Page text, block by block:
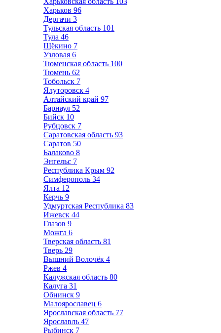
Харьков 96
Дергачи 3
Тульская область 101
Тула 46
Щёкино 7
Узловая 6
Тюменская область 100
Тюмень 62
Тобольск 7
Ялуторовск 4
Алтайский край 97
Барнаул 52
Бийск 10
Рубцовск 7
Саратовская область 93
Саратов 50
Балаково 8
Энгельс 7
Республика Крым 92
Симферополь 34
Ялта 12
Керчь 9
Удмуртская Республика 83
Ижевск 44
Глазов 9
Можга 6
Тверская область 81
Тверь 29
Вышний Волочёк 4
Ржев 4
Калужская область 80
Калуга 31
Обнинск 9
Малоярославец 6
Ярославская область 77
Ярославль 47
Рыбинск 7